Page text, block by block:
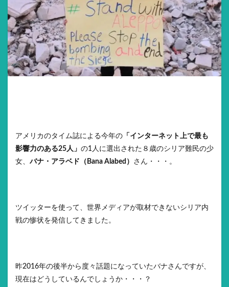
アメリカのタイム誌による今年の 「インターネット上で最も
影響力のある25人」 の1人に選出された８歳のシリア難民の少
女、 バナ・アラベド（Bana Alabed） さん・・・。
ツイッターを使って、世界メディアが取材できないシリア内
戦の惨状を発信してきました。
昨2016年の後半から度々話題になっていたバナさんですが、
現在はどうしているんでしょうか・・・？